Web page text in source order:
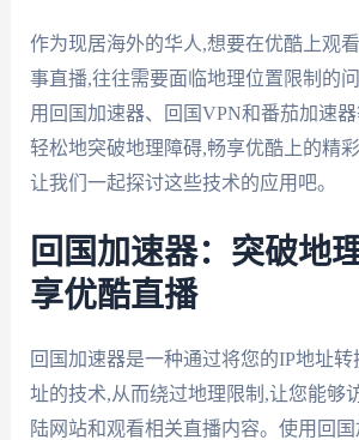
作为现居海外的华人,想要在优酷上观
事直播,往往需要面临地理位置限制的
用回国加速器、回国VPN和番茄加速
轻松地突破地理障碍,畅享优酷上的精
让我们一起探讨这些技术的应用吧。
回国加速器：突破地
享优酷直播
回国加速器是一种通过将您的IP地址
址的技术,从而绕过地理限制,让您能够
陆网站和观看相关直播内容。使用回